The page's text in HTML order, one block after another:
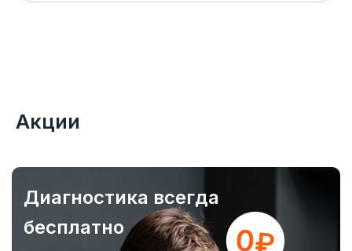
Акции
Диагностика всегда
бесплатно